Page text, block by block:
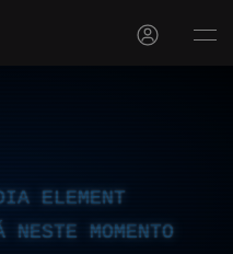
ELEMENT
NESTE MOMENTO